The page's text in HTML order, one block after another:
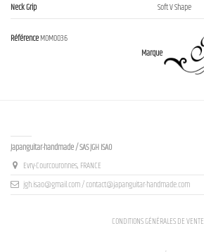
Neck Grip
Soft V Shape
Marque
RéférenceMOM0036
Japanguitar-handmade / SAS JGH ISAO
Evry-Courcouronnes, FRANCE
jgh.isao@gmail.com / contact@japanguitar-handmade.com
CONDITIONS GÉNÉRALES DE VENTE